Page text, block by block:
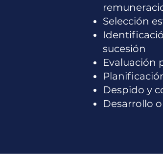
Selección
sucesión
Evaluación
Despido y
Desarrollo